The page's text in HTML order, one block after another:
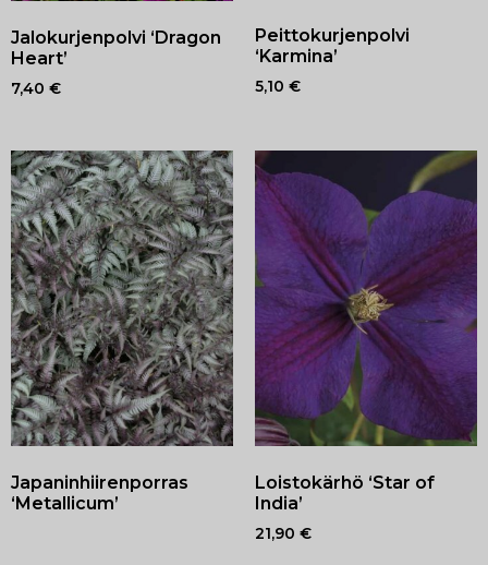
Jalokurjenpolvi ‘Dragon
Heart’
7,40 €
Peittokurjenpolvi
‘Karmina’
5,10 €
Japaninhiirenporras
‘Metallicum’
Loistokärhö ‘Star of
India’
21,90 €